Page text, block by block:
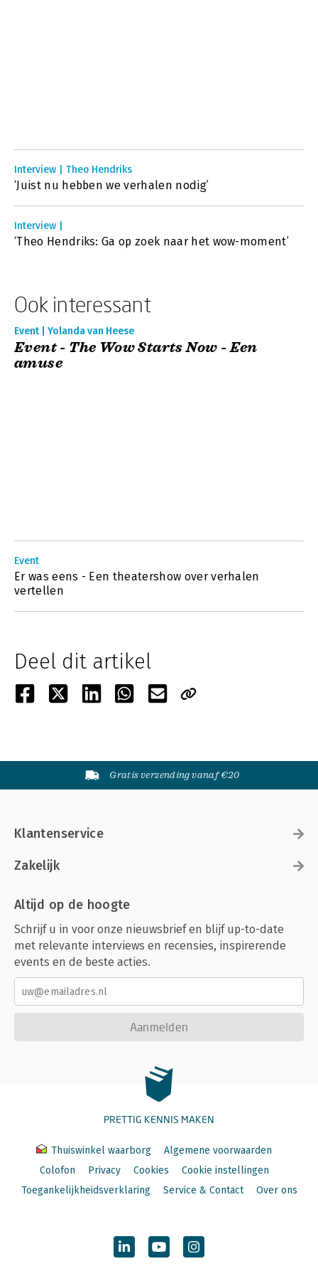
Interview | Theo Hendriks
‘Juist nu hebben we verhalen nodig’
Interview |
‘Theo Hendriks: Ga op zoek naar het wow-moment’
Ook interessant
Event | Yolanda van Heese
Event - The Wow Starts Now - Een
amuse
Event
Er was eens - Een theatershow over verhalen
vertellen
Deel dit artikel
Gratis verzending vanaf €20
Klantenservice
Zakelijk
Altijd op de hoogte
Schrijf u in voor onze nieuwsbrief en blijf up-to-date
met relevante interviews en recensies, inspirerende
events en de beste acties.
Aanmelden
PRETTIG KENNIS MAKEN
Thuiswinkel waarborg
Algemene voorwaarden
Colofon
Privacy Cookies
Cookie instellingen
Toegankelijkheidsverklaring
Service & Contact Over ons